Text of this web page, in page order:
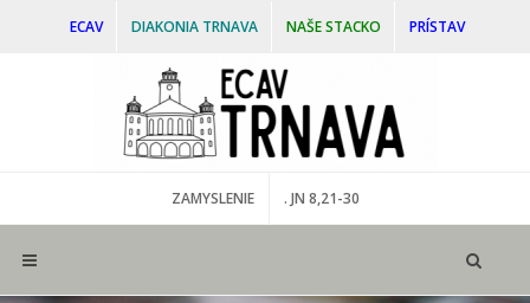
ECAV DIAKONIA TRNAVA NAŠE STACKO PRÍSTAV
ZAMYSLENIE . JN 8,21-30